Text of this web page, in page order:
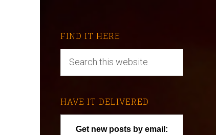
FIND IT HERE
HAVE IT DELIVERED
Get new posts by email: